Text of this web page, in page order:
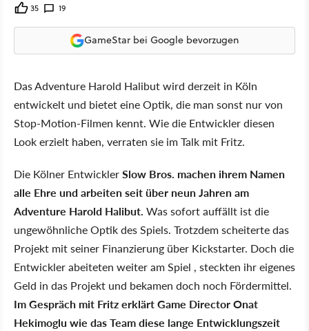
35 19
GameStar bei Google bevorzugen
Das Adventure Harold Halibut wird derzeit in Köln
entwickelt und bietet eine Optik, die man sonst nur von
Stop-Motion-Filmen kennt. Wie die Entwickler diesen
Look erzielt haben, verraten sie im Talk mit Fritz.
Die Kölner EntwicklerSlow Bros. machen ihrem Namen
alle Ehre und arbeiten seit über neun Jahren am
Adventure Harold Halibut. Was sofort auffällt ist die
ungewöhnliche Optik des Spiels. Trotzdem scheiterte das
Projekt mit seiner Finanzierung über Kickstarter. Doch die
Entwickler abeiteten weiter am Spiel , steckten ihr eigenes
Geld in das Projekt und bekamen doch noch Fördermittel.
Im Gespräch mit Fritz erklärt Game Director Onat
Hekimoglu wie das Team diese lange Entwicklungszeit